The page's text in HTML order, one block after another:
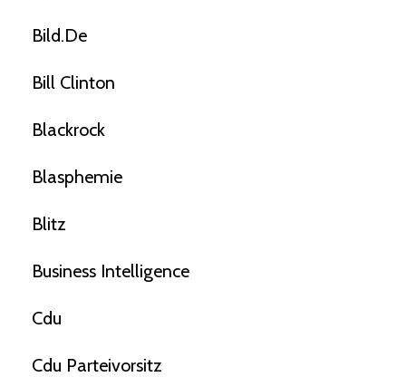
Bild.de
Bill Clinton
Blackrock
Blasphemie
Blitz
Business Intelligence
Cdu
Cdu Parteivorsitz